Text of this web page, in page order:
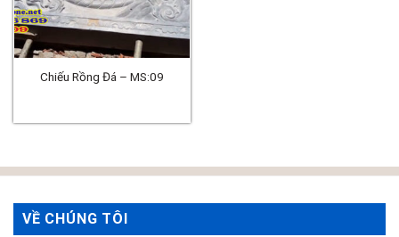
Chiếu Rồng Đá – MS:09
VỀ CHÚNG TÔI